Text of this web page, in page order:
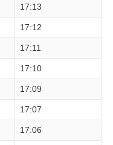
17:13
17:12
17:11
17:10
17:09
17:07
17:06